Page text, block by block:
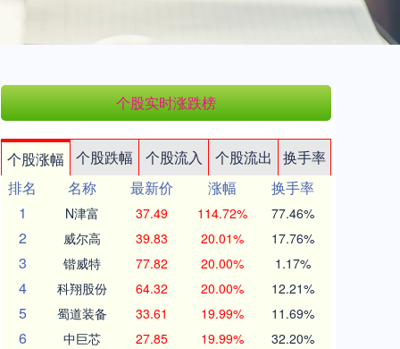
个股实时涨跌榜
个股涨幅 个股跌幅 个股流入 个股流出
换手率
排名
名称 最新价 涨幅
换手率
1
N津富 37.49 114.72% 77.46%
2 威尔高 39.83 20.01% 17.76%
3 锴威特 77.82 20.00% 1.17%
4 科翔股份 64.32 20.00% 12.21%
5 蜀道装备 33.61 19.99% 11.69%
6 中巨芯 27.85 19.99% 32.20%